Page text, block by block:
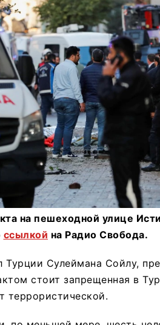
на пешеходной улице
ссылкой на Радио Свобода.
Сулеймана Сойлу,
стоит запрещенная в
террористической.